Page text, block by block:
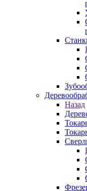
Назад